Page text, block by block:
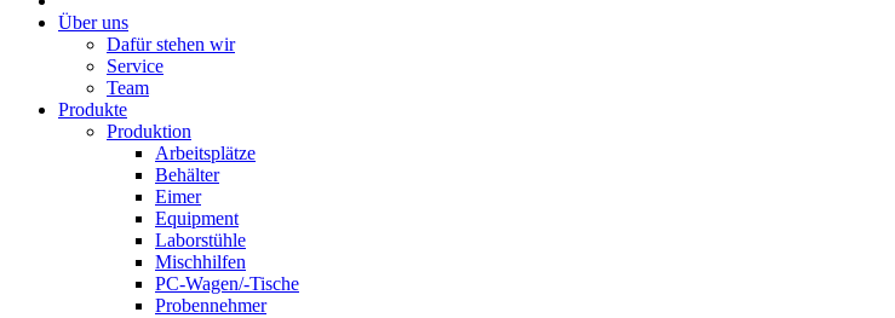
Über uns
Dafür stehen wir
Service
Team
Produkte
Produktion
Arbeitsplätze
Behälter
Eimer
Equipment
Laborstühle
Mischhilfen
PC-Wagen/-Tische
Probennehmer